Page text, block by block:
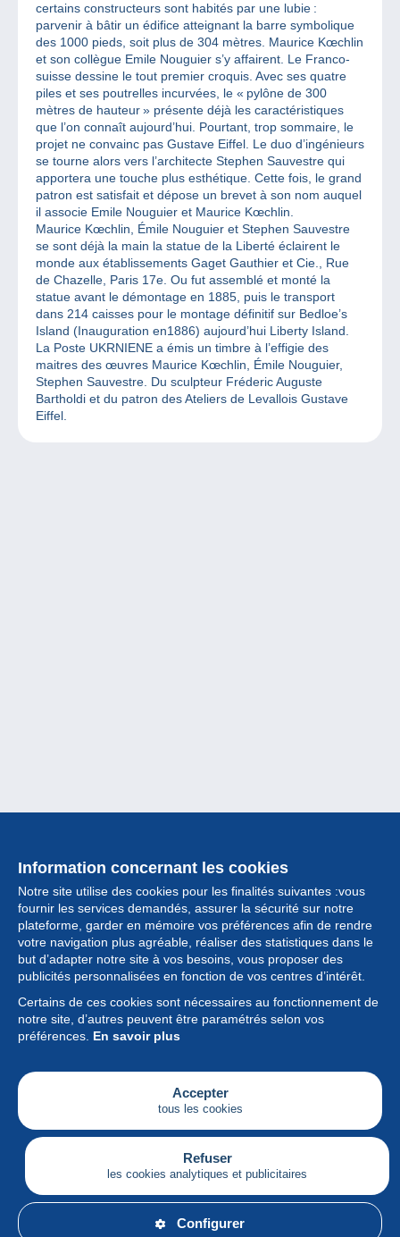
certains constructeurs sont habités par une lubie :
parvenir à bâtir un édifice atteignant la barre symbolique
des 1000 pieds, soit plus de 304 mètres. Maurice Kœchlin
et son collègue Emile Nouguier s’y affairent. Le Franco-
suisse dessine le tout premier croquis. Avec ses quatre
piles et ses poutrelles incurvées, le « pylône de 300
mètres de hauteur » présente déjà les caractéristiques
que l’on connaît aujourd’hui. Pourtant, trop sommaire, le
projet ne convainc pas Gustave Eiffel. Le duo d’ingénieurs
se tourne alors vers l’architecte Stephen Sauvestre qui
apportera une touche plus esthétique. Cette fois, le grand
patron est satisfait et dépose un brevet à son nom auquel
il associe Emile Nouguier et Maurice Kœchlin.
Maurice Kœchlin, Émile Nouguier et Stephen Sauvestre
se sont déjà la main la statue de la Liberté éclairent le
monde aux établissements Gaget Gauthier et Cie., Rue
de Chazelle, Paris 17e. Ou fut assemblé et monté la
statue avant le démontage en 1885, puis le transport
dans 214 caisses pour le montage définitif sur Bedloe’s
Island (Inauguration en1886) aujourd’hui Liberty Island.
La Poste UKRNIENE a émis un timbre à l’effigie des
maitres des œuvres Maurice Kœchlin, Émile Nouguier,
Stephen Sauvestre. Du sculpteur Fréderic Auguste
Bartholdi et du patron des Ateliers de Levallois Gustave
Eiffel.
Information concernant les cookies
Notre site utilise des cookies pour les finalités suivantes :vous
fournir les services demandés, assurer la sécurité sur notre
plateforme, garder en mémoire vos préférences afin de rendre
votre navigation plus agréable, réaliser des statistiques dans le
but d’adapter notre site à vos besoins, vous proposer des
publicités personnalisées en fonction de vos centres d’intérêt.
Certains de ces cookies sont nécessaires au fonctionnement de
notre site, d’autres peuvent être paramétrés selon vos
préférences. En savoir plus
Accepter
tous les cookies
Refuser
les cookies analytiques et publicitaires
Configurer
Collection
Actualités
Fonctionnalités
Société
Services
Articles
Français